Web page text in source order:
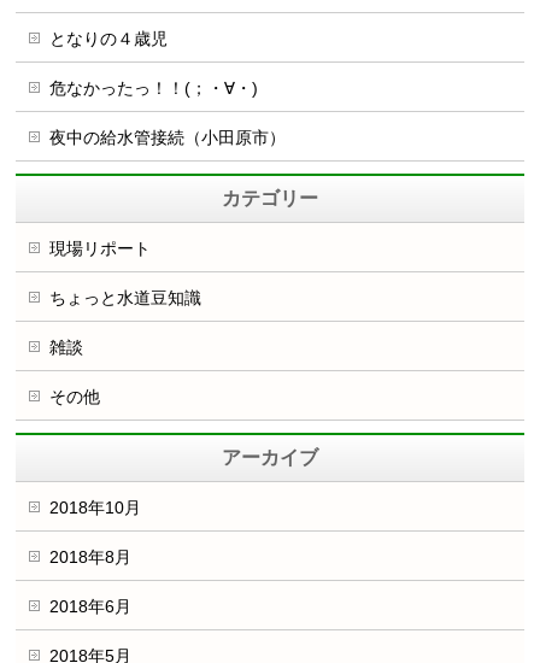
となりの４歳児
危なかったっ！！(；・∀・)
夜中の給水管接続（小田原市）
カテゴリー
現場リポート
ちょっと水道豆知識
雑談
その他
アーカイブ
2018年10月
2018年8月
2018年6月
2018年5月